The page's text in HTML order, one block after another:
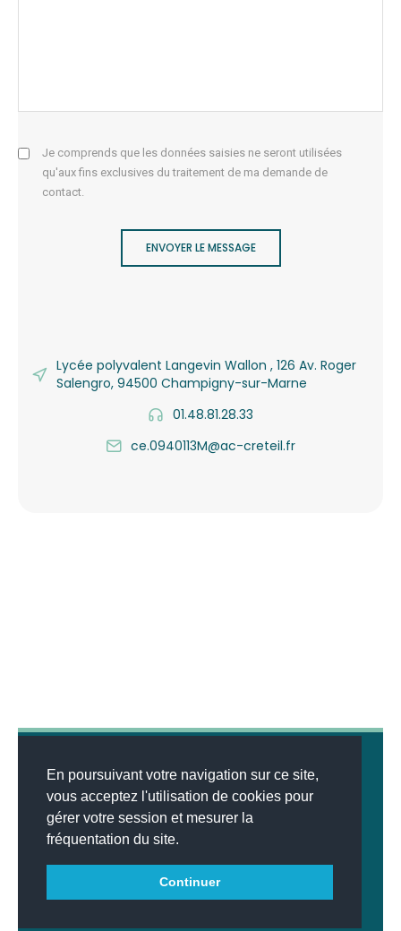
En poursuivant votre navigation sur ce site,
vous acceptez l'utilisation de cookies pour
gérer votre session et mesurer la
fréquentation du site.
Continuer
Je comprends que les données saisies ne seront utilisées
qu'aux fins exclusives du traitement de ma demande de
contact.
ENVOYER LE MESSAGE
Lycée polyvalent Langevin Wallon , 126 Av. Roger
Salengro, 94500 Champigny-sur-Marne
01.48.81.28.33
ce.0940113M@ac-creteil.fr
© 2026 MENTIONS LÉGALES•LISTE DES ARTICLES
INNOVATIONS™